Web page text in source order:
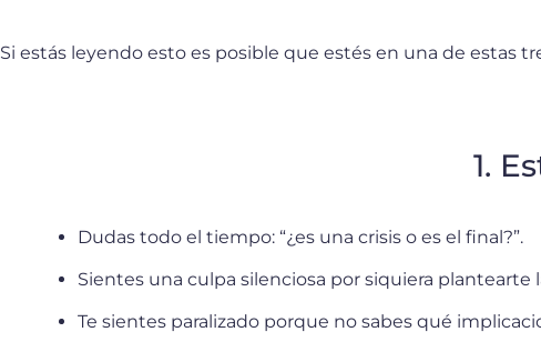
Si estás leyendo esto es posible que estés en una de estas
1.
Dudas todo el tiempo: “¿es una crisis o es el final?”.
Sientes una culpa silenciosa por siquiera plantearte
Te sientes paralizado porque no sabes qué